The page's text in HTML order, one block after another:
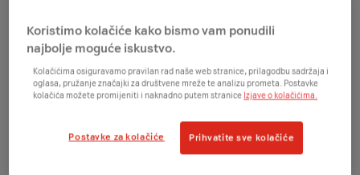
Koristimo kolačiće kako bismo vam ponudili
najbolje moguće iskustvo.
Kolačićima osiguravamo pravilan rad naše web stranice, prilagodbu sadržaja i
oglasa, pružanje značajki za društvene mreže te analizu prometa. Postavke
kolačića možete promijeniti i naknadno putem stranice Izjave o kolačićima.
Postavke za kolačiće Prihvatite sve kolačiće